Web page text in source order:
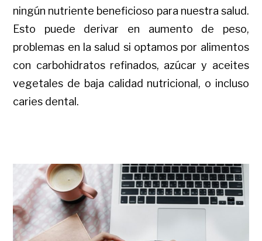
ningún nutriente beneficioso para nuestra salud.
Esto puede derivar en aumento de peso,
problemas en la salud si optamos por alimentos
con carbohidratos refinados, azúcar y aceites
vegetales de baja calidad nutricional, o incluso
caries dental.